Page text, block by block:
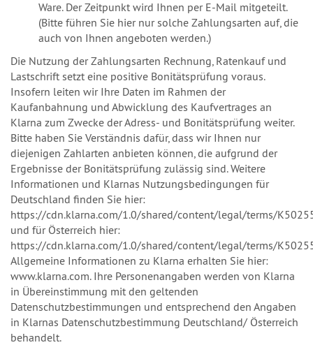
Ware. Der Zeitpunkt wird Ihnen per E-Mail mitgeteilt.
(Bitte führen Sie hier nur solche Zahlungsarten auf, die
auch von Ihnen angeboten werden.)
Die Nutzung der Zahlungsarten Rechnung, Ratenkauf und
Lastschrift setzt eine positive Bonitätsprüfung voraus.
Insofern leiten wir Ihre Daten im Rahmen der
Kaufanbahnung und Abwicklung des Kaufvertrages an
Klarna zum Zwecke der Adress- und Bonitätsprüfung weiter.
Bitte haben Sie Verständnis dafür, dass wir Ihnen nur
diejenigen Zahlarten anbieten können, die aufgrund der
Ergebnisse der Bonitätsprüfung zulässig sind. Weitere
Informationen und Klarnas Nutzungsbedingungen für
Deutschland finden Sie hier:
https://cdn.klarna.com/1.0/shared/content/legal/terms/
und für Österreich hier:
https://cdn.klarna.com/1.0/shared/content/legal/terms/
Allgemeine Informationen zu Klarna erhalten Sie hier:
www.klarna.com. Ihre Personenangaben werden von Klarna
in Übereinstimmung mit den geltenden
Datenschutzbestimmungen und entsprechend den Angaben
in Klarnas Datenschutzbestimmung Deutschland/ Österreich
behandelt.